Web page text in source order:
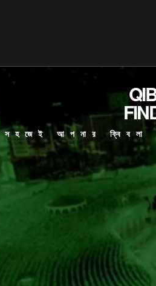
সহজেই আপনার ক্বিবলা